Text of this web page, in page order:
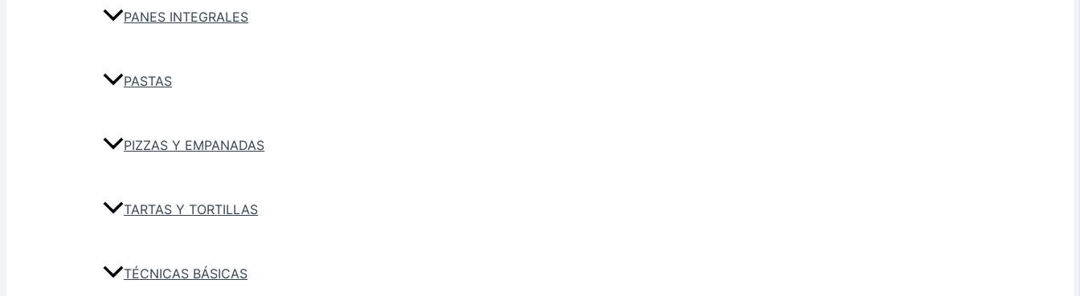
PANES INTEGRALES
PASTAS
PIZZAS Y EMPANADAS
TARTAS Y TORTILLAS
TÉCNICAS BÁSICAS